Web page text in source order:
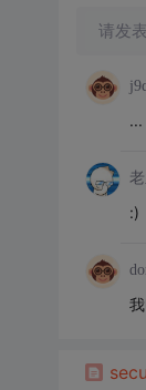
请发
...
:)